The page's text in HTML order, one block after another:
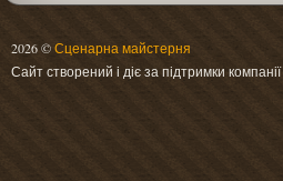
2026 ©Сценарна майстерня
Сайт створений і діє за підтримки компанії